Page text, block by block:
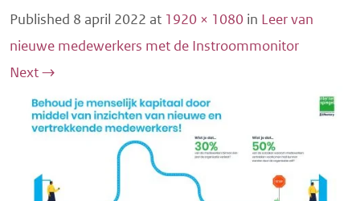
Published 8 april 2022 at 1920 × 1080 in Leer van
nieuwe medewerkers met de Instroommonitor
Next→